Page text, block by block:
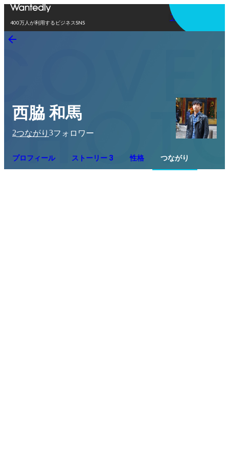
400万人が利用するビジネスSNS
アプリを使う
西脇 和馬
2つながり 3フォロワー
プロフィール ストーリー 3 性格 つながり